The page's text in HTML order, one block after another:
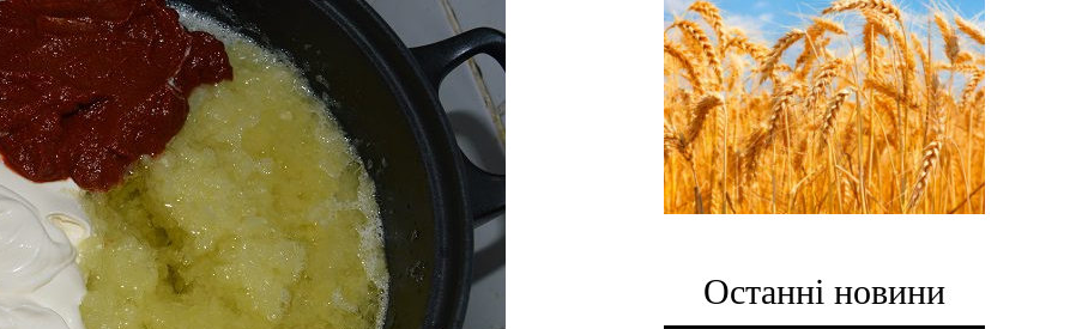
Останні новини